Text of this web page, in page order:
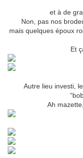
et à de
Non, pas nos
mais quelques époux
Et
Autre lieu investi,
Ah